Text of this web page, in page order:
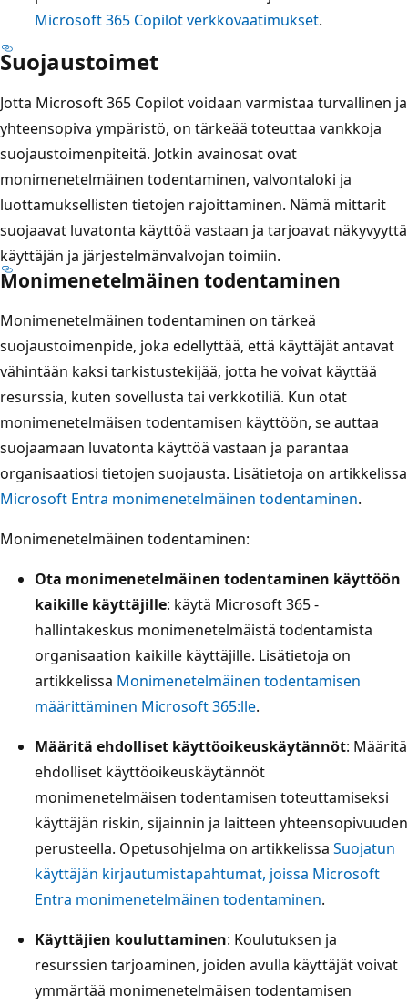
Microsoft 365 Copilot verkkovaatimukset.
Suojaustoimet
Jotta Microsoft 365 Copilot voidaan varmistaa turvallinen ja
yhteensopiva ympäristö, on tärkeää toteuttaa vankkoja
suojaustoimenpiteitä. Jotkin avainosat ovat
monimenetelmäinen todentaminen, valvontaloki ja
luottamuksellisten tietojen rajoittaminen. Nämä mittarit
suojaavat luvatonta käyttöä vastaan ja tarjoavat näkyvyyttä
käyttäjän ja järjestelmänvalvojan toimiin.
Monimenetelmäinen todentaminen
Monimenetelmäinen todentaminen on tärkeä
suojaustoimenpide, joka edellyttää, että käyttäjät antavat
vähintään kaksi tarkistustekijää, jotta he voivat käyttää
resurssia, kuten sovellusta tai verkkotiliä. Kun otat
monimenetelmäisen todentamisen käyttöön, se auttaa
suojaamaan luvatonta käyttöä vastaan ja parantaa
organisaatiosi tietojen suojausta. Lisätietoja on artikkelissa
Microsoft Entra monimenetelmäinen todentaminen.
Monimenetelmäinen todentaminen:
Ota monimenetelmäinen todentaminen käyttöön
kaikille käyttäjille: käytä Microsoft 365 -
hallintakeskus monimenetelmäistä todentamista
organisaation kaikille käyttäjille. Lisätietoja on
artikkelissa Monimenetelmäinen todentamisen
määrittäminen Microsoft 365:lle.
Määritä ehdolliset käyttöoikeuskäytännöt: Määritä
ehdolliset käyttöoikeuskäytännöt
monimenetelmäisen todentamisen toteuttamiseksi
käyttäjän riskin, sijainnin ja laitteen yhteensopivuuden
perusteella. Opetusohjelma on artikkelissa Suojatun
käyttäjän kirjautumistapahtumat, joissa Microsoft
Entra monimenetelmäinen todentaminen.
Käyttäjien kouluttaminen: Koulutuksen ja
resurssien tarjoaminen, joiden avulla käyttäjät voivat
ymmärtää monimenetelmäisen todentamisen